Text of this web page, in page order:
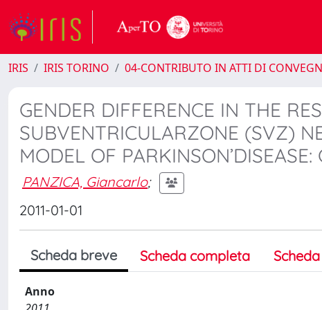
IRIS IRIS TORINO 04-CONTRIBUTO IN ATTI DI
GENDER DIFFERENCE IN THE
SUBVENTRICULARZONE (SVZ)
MODEL OF
PANZICA, Giancarlo;
2011-01-01
Scheda breve Scheda completa
Anno